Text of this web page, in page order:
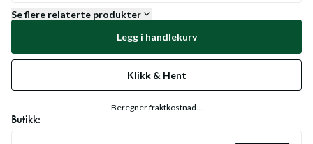
Se flere relaterte produkter
Legg i handlekurv
Klikk & Hent
Beregner fraktkostnad...
Butikk: